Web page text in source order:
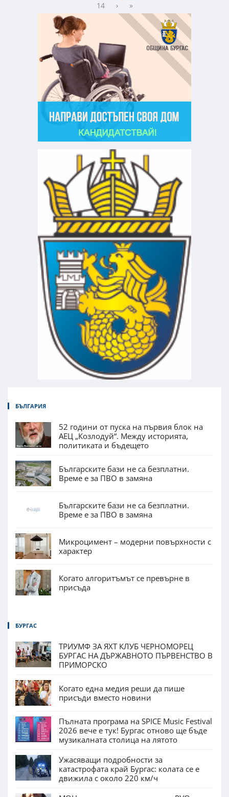
14
› »
БЪЛГАРИЯ
52 години от пуска на първия блок на
АЕЦ „Козлодуй“. Между историята,
политиката и бъдещето
Българските бази не са безплатни.
Време е за ПВО в замяна
Българските бази не са безплатни.
Време е за ПВО в замяна
Микроцимент – модерни повърхности с
характер
Когато алгоритъмът се превърне в
присъда
БУРГАС
ТРИУМФ ЗА ЯХТ КЛУБ ЧЕРНОМОРЕЦ
БУРГАС НА ДЪРЖАВНОТО ПЪРВЕНСТВО В
ПРИМОРСКО
Когато една медия реши да пише
присъди вместо новини
Пълната програма на SPICE Music Festival
2026 вече е тук! Бургас отново ще бъде
музикалната столица на лятото
Ужасяващи подробности за
катастрофата край Бургас: колата се е
движила с около 220 км/ч